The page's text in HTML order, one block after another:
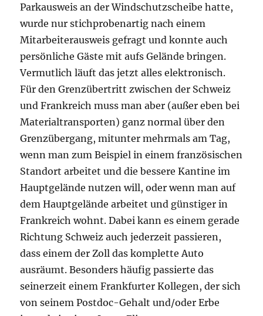
Parkausweis an der Windschutzscheibe hatte,
wurde nur stichprobenartig nach einem
Mitarbeiterausweis gefragt und konnte auch
persönliche Gäste mit aufs Gelände bringen.
Vermutlich läuft das jetzt alles elektronisch.
Für den Grenzübertritt zwischen der Schweiz
und Frankreich muss man aber (außer eben bei
Materialtransporten) ganz normal über den
Grenzübergang, mitunter mehrmals am Tag,
wenn man zum Beispiel in einem französischen
Standort arbeitet und die bessere Kantine im
Hauptgelände nutzen will, oder wenn man auf
dem Hauptgelände arbeitet und günstiger in
Frankreich wohnt. Dabei kann es einem gerade
Richtung Schweiz auch jederzeit passieren,
dass einem der Zoll das komplette Auto
ausräumt. Besonders häufig passierte das
seinerzeit einem Frankfurter Kollegen, der sich
von seinem Postdoc-Gehalt und/oder Erbe